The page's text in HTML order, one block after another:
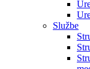
Službe